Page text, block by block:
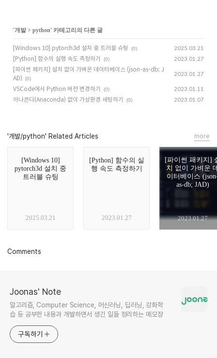
'개발 > python' 카테고리의 다른 글
[Windows 10] pytorch3d 설치 중 트러블 슈팅 (0) 2025.03.21
[Python] 함수의 실행 속도 측정하기 (0) 2023.01.27
[파이썬 패키지] 설치 없이 가벼운 데이터베이스 (json-as-db; J
AD)
(0)
2023.01.27
VSCode에서 Python 버전 변경하기 (0) 2023.01.11
아나콘다(Anaconda) 없이 가상환경 세팅하기 (0) 2023.01.07
'개발/python' Related Articles
[Windows 10]
pytorch3d 설치 중
트러블 슈팅
2025.03.21
[Python] 함수의 실
행 속도 측정하기
2023.01.27
[파이썬 패키지]
치 없이 가벼운
이터베이스
as-db; JAD)
2023.01.27
more
Comments
Joonas' Note
알고리즘, Computer Science, 머신러닝, 딥러닝, 강화학
습 등 공부한 내용과 개발하면서 생긴 일들 정리하는 메모장
구독하기